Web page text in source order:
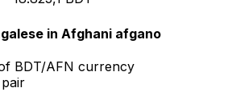
in Afghani afgano
BDT/AFN currency
pair